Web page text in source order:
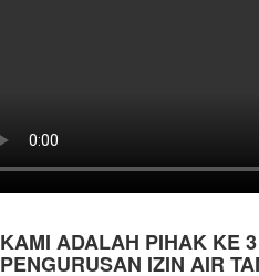
KAMI ADALAH PIHAK KE
PENGURUSAN IZIN AIR